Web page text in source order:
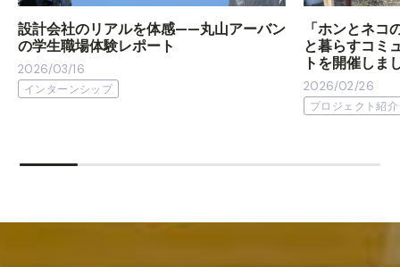
設計会社のリアルを体感——丸山アーバン
の学生職場体験レポート
2026/03/16
インターンシップ
「ホンとネコ
と暮らすコミ
トを開催しま
2026/02/26
プロジェクト紹介